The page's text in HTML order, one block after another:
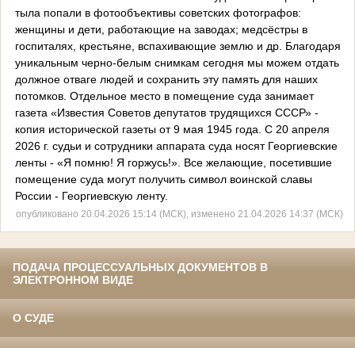
тыла попали в фотообъективы советских фотографов:
женщины и дети, работающие на заводах; медсёстры в
госпиталях, крестьяне, вспахивающие землю и др. Благодаря
уникальным черно-белым снимкам сегодня мы можем отдать
должное отваге людей и сохранить эту память для наших
потомков. Отдельное место в помещение суда занимает
газета «Известия Советов депутатов трудящихся СССР» -
копия исторической газеты от 9 мая 1945 года. С 20 апреля
2026 г. судьи и сотрудники аппарата суда носят Георгиевские
ленты - «Я помню! Я горжусь!». Все желающие, посетившие
помещение суда могут получить символ воинской славы
России - Георгиевскую ленту.
опубликовано 20.04.2026 15:14 (МСК), изменено 21.04.2026 14:37 (МСК)
ПОДАЧА ПРОЦЕССУАЛЬНЫХ ДОКУМЕНТОВ В
ЭЛЕКТРОННОМ ВИДЕ
О СУДЕ